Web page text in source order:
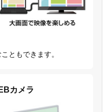
ともできます。
カメラ